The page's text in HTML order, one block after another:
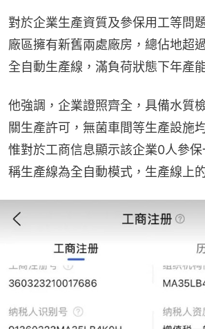
對於企業生產資質及參保用工等問
廠區擁有新舊兩處廠房，總佔地超
全自動生產線，滿負荷狀態下年產
他強調，企業證照齊全，具備水質
關生產許可，無菌車間等生產設施
惟對於工商信息顯示該企業0人參
稱生產線為全自動模式，生產線上